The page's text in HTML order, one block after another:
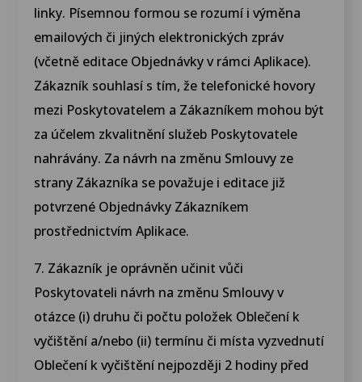
linky. Písemnou formou se rozumí i výměna
emailových či jiných elektronických zpráv
(včetně editace Objednávky v rámci Aplikace).
Zákazník souhlasí s tím, že telefonické hovory
mezi Poskytovatelem a Zákazníkem mohou být
za účelem zkvalitnění služeb Poskytovatele
nahrávány. Za návrh na změnu Smlouvy ze
strany Zákazníka se považuje i editace již
potvrzené Objednávky Zákazníkem
prostřednictvím Aplikace.
7. Zákazník je oprávněn učinit vůči
Poskytovateli návrh na změnu Smlouvy v
otázce (i) druhu či počtu položek Oblečení k
vyčištění a/nebo (ii) termínu či místa vyzvednutí
Oblečení k vyčištění nejpozději 2 hodiny před